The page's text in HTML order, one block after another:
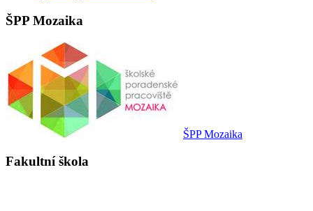
ŠPP Mozaika
ŠPP Mozaika
Fakultní škola